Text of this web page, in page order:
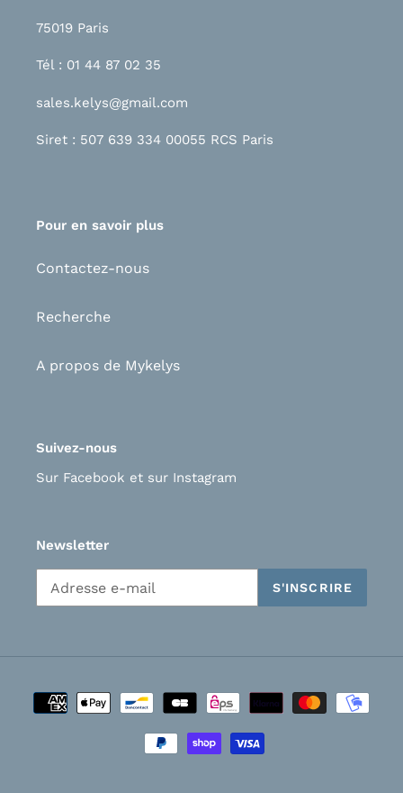
75019 Paris
Tél : 01 44 87 02 35
sales.kelys@gmail.com
Siret : 507 639 334 00055 RCS Paris
Pour en savoir plus
Contactez-nous
Recherche
A propos de Mykelys
Suivez-nous
Sur Facebook et sur Instagram
Newsletter
S'INSCRIRE
Moyens
de
paiement